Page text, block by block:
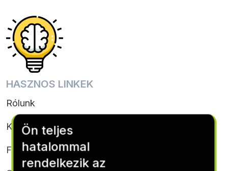
HASZNOS LINKEK
Rólunk
Kapcsolatfelvétel
Feltételek & feltételek
Ön teljes
hatalommal
rendelkezik az